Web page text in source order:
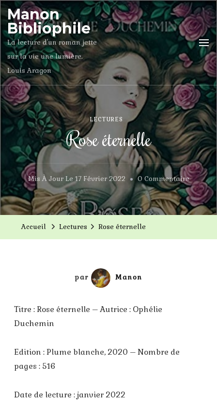
Manon
Bibliophile
La lecture d'un roman jette
sur la vie une lumière.
Louis Aragon
LECTURES
Rose éternelle
Mis À Jour Le 17 Février 2022 0 CommentaireSur
Rose
Accueil Lectures Rose éternelle
par Manon
Titre : Rose éternelle – Autrice : Ophélie
Duchemin
Edition : Plume blanche, 2020 – Nombre de
pages : 516
Date de lecture : janvier 2022